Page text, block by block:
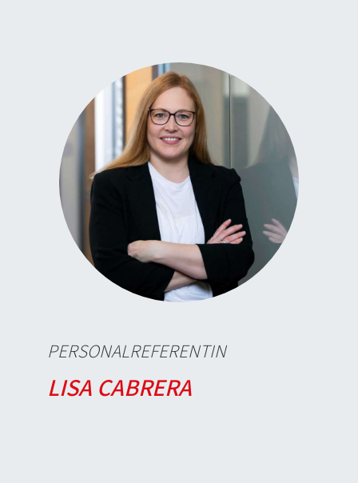
PERSONALREFERENTIN
LISA CABRERA